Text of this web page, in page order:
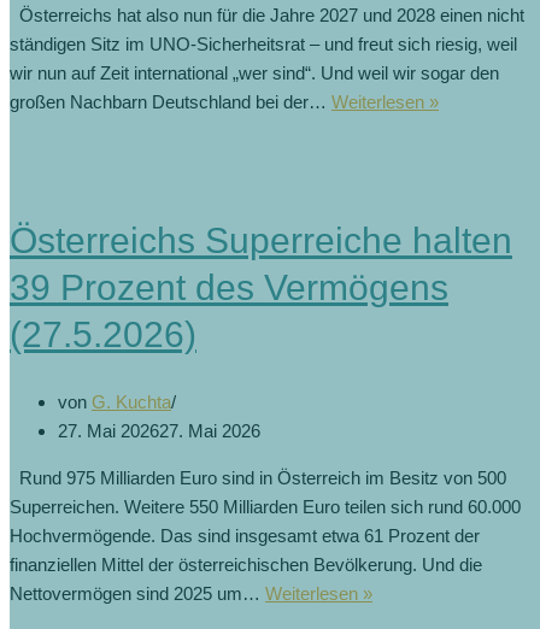
Österreichs hat also nun für die Jahre 2027 und 2028 einen nicht
ständigen Sitz im UNO-Sicherheitsrat – und freut sich riesig, weil
wir nun auf Zeit international „wer sind“. Und weil wir sogar den
großen Nachbarn Deutschland bei der… Weiterlesen »Jubel
(3.6.2026)
Österreichs Superreiche halten
39 Prozent des Vermögens
(27.5.2026)
von G. Kuchta
27. Mai 202627. Mai 2026
Rund 975 Milliarden Euro sind in Österreich im Besitz von 500
Superreichen. Weitere 550 Milliarden Euro teilen sich rund 60.000
Hochvermögende. Das sind insgesamt etwa 61 Prozent der
finanziellen Mittel der österreichischen Bevölkerung. Und die
Nettovermögen sind 2025 um… Weiterlesen »Österreichs